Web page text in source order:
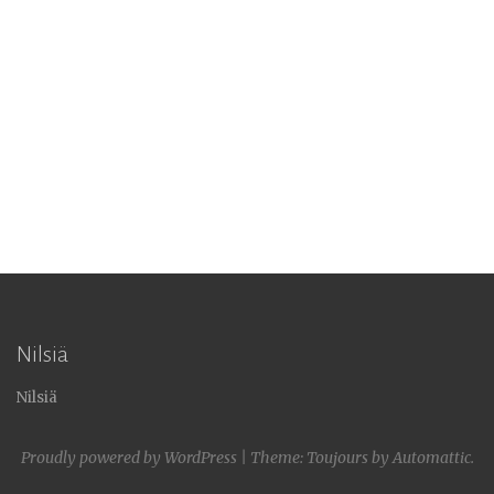
Nilsiä
Nilsiä
Proudly powered by WordPress Theme: Toujours byAutomattic.